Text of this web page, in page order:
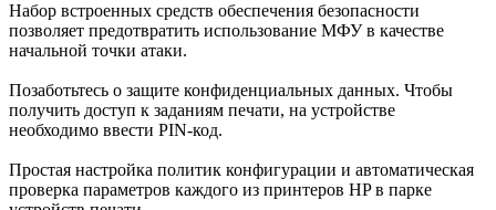
Набор встроенных средств обеспечения безопасности
позволяет предотвратить использование МФУ в качестве
начальной точки атаки.
Позаботьтесь о защите конфиденциальных данных. Чтобы
получить доступ к заданиям печати, на устройстве
необходимо ввести PIN-код.
Простая настройка политик конфигурации и автоматическая
проверка параметров каждого из принтеров HP в парке